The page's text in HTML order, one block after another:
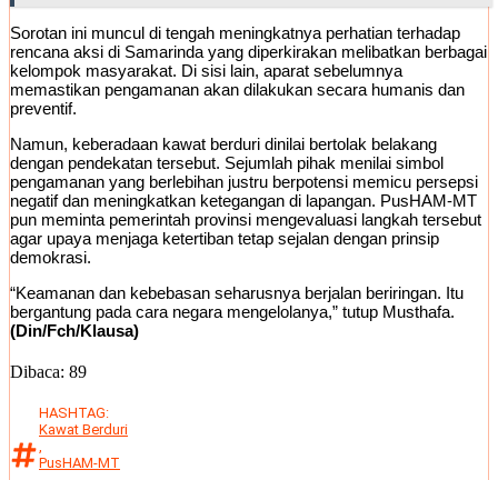
Sorotan ini muncul di tengah meningkatnya perhatian terhadap
rencana aksi di Samarinda yang diperkirakan melibatkan berbagai
kelompok masyarakat. Di sisi lain, aparat sebelumnya
memastikan pengamanan akan dilakukan secara humanis dan
preventif.
Namun, keberadaan kawat berduri dinilai bertolak belakang
dengan pendekatan tersebut. Sejumlah pihak menilai simbol
pengamanan yang berlebihan justru berpotensi memicu persepsi
negatif dan meningkatkan ketegangan di lapangan. PusHAM-MT
pun meminta pemerintah provinsi mengevaluasi langkah tersebut
agar upaya menjaga ketertiban tetap sejalan dengan prinsip
demokrasi.
“Keamanan dan kebebasan seharusnya berjalan beriringan. Itu
bergantung pada cara negara mengelolanya,” tutup Musthafa.
(Din/Fch/Klausa)
Dibaca: 89
HASHTAG:
Kawat Berduri
,
PusHAM-MT